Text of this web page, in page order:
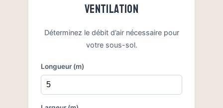
VENTILATION
Déterminez le débit d’air nécessaire pour
votre sous-sol.
Longueur (m)